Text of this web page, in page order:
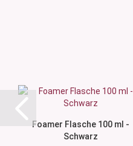
Foamer Flasche 100 ml -
Schwarz